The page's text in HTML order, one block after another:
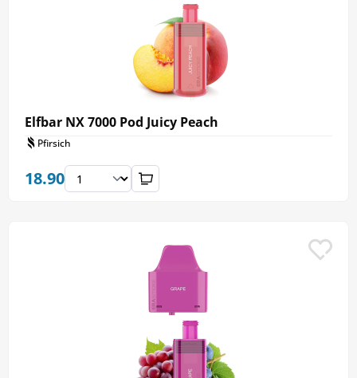
Elfbar NX 7000 Pod Juicy Peach
Pfirsich
18.90